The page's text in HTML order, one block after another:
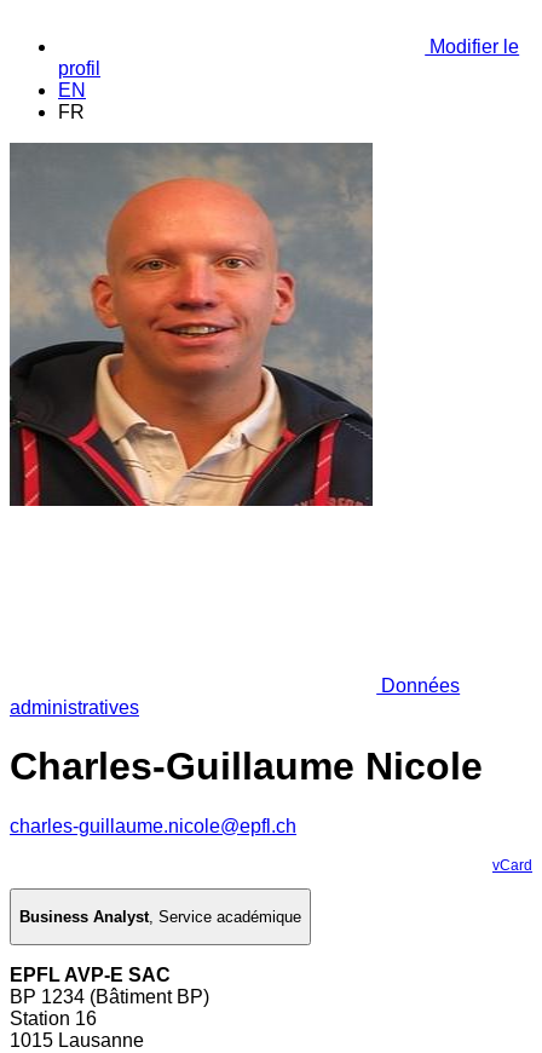
Modifier le
profil
EN
FR
Données
administratives
Charles-Guillaume Nicole
charles-guillaume.nicole@epfl.ch
vCard
Business Analyst, Service académique
EPFL AVP-E SAC
BP 1234 (Bâtiment BP)
Station 16
1015 Lausanne